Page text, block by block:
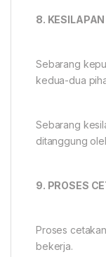
8. KESILAPAN
Sebarang
kedua-dua
Sebarang
ditanggung
9. PROSES
Proses
bekerja.